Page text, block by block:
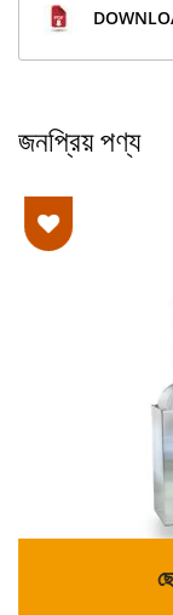
জনপ্রিয় পণ্য